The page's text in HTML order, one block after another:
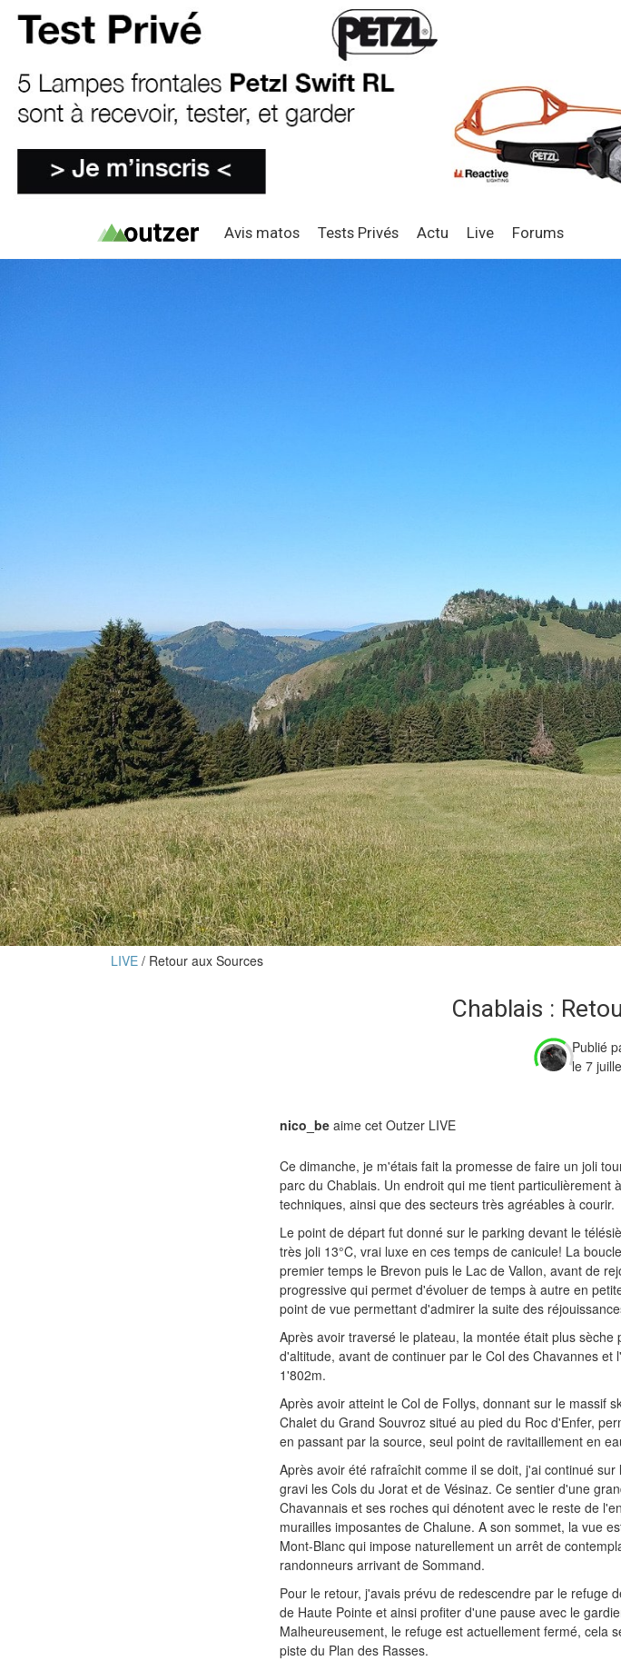
Avis matos Tests Privés Actu Live Forums
LIVE Retour aux Sources
Chablais :
Publié
le 7
nico_be aime cet Outzer LIVE
Ce dimanche, je m'étais fait la promesse de faire un joli
parc du Chablais. Un endroit qui me tient
techniques, ainsi que des secteurs très agréables à courir.
Le point de départ fut donné sur le parking devant le
très joli 13°C, vrai luxe en ces temps de canicule! La
premier temps le Brevon puis le Lac de Vallon, avant de
progressive qui permet d'évoluer de temps à autre en
point de vue permettant d'admirer la suite des
Après avoir traversé le plateau, la montée était plus
d'altitude, avant de continuer par le Col des Chavannes
1'802m.
Après avoir atteint le Col de Follys, donnant sur le massif
Chalet du Grand Souvroz situé au pied du Roc d'Enfer,
en passant par la source, seul point de ravitaillement en
Après avoir été rafraîchit comme il se doit, j'ai continué
gravi les Cols du Jorat et de Vésinaz. Ce sentier d'une
Chavannais et ses roches qui dénotent avec le reste de
murailles imposantes de Chalune. A son sommet, la vue
Mont-Blanc qui impose naturellement un arrêt de
randonneurs arrivant de Sommand.
Pour le retour, j'avais prévu de redescendre par le refuge
de Haute Pointe et ainsi profiter d'une pause avec le
Malheureusement, le refuge est actuellement fermé, cela
piste du Plan des Rasses.